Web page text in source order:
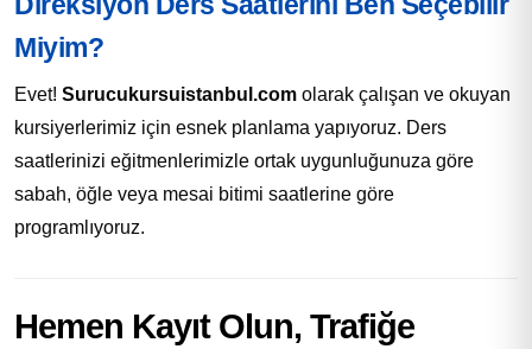
Miyim?
Evet! Surucukursuistanbul.com olarak çalışan ve okuyan
kursiyerlerimiz için esnek planlama yapıyoruz. Ders
saatlerinizi eğitmenlerimizle ortak uygunluğunuza göre
sabah, öğle veya mesai bitimi saatlerine göre
programlıyoruz.
Hemen Kayıt Olun, Trafiğe